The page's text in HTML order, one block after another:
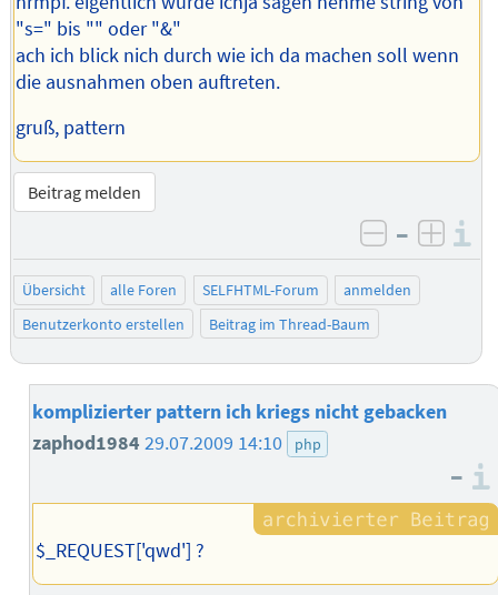
"s=" bis "" oder "&"
ach ich blick nich durch wie ich da machen soll wenn
die ausnahmen oben auftreten.
gruß, pattern
Beitrag melden
negativ
–
Übersicht alle Foren SELFHTML-Forum
anmelden
Benutzerkonto erstellen
Beitrag im Thread-Baum
komplizierter pattern ich kriegs nicht gebacken
zaphod198429.07.2009 14:10 php
–
$_REQUEST['qwd'] ?